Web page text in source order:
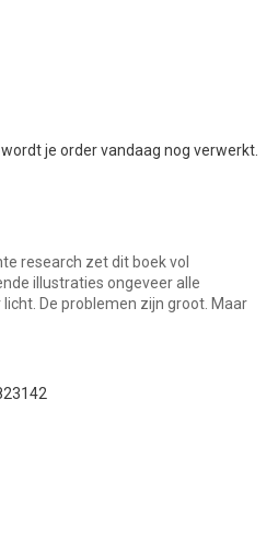
je order vandaag nog verwerkt.
research zet dit boek vol
illustraties ongeveer alle
licht. De problemen zijn groot. Maar